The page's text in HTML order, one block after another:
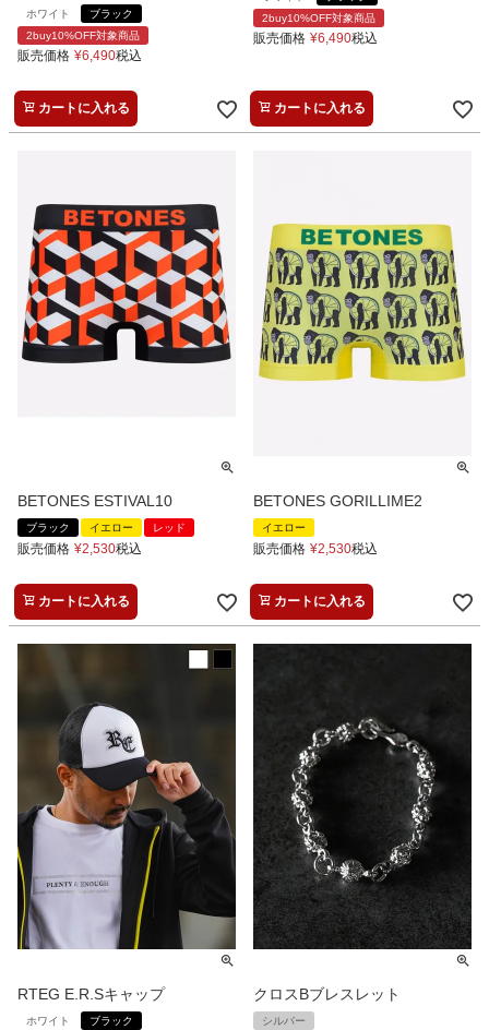
ホワイト
ブラック
2buy10%OFF対象商品
販売価格 ¥6,490税込
カートに入れる
2buy10%OFF対象商品
販売価格 ¥6,490税込
カートに入れる
BETONES ESTIVAL10
ブラック イエロー レッド
販売価格 ¥2,530税込
カートに入れる
BETONES GORILLIME2
イエロー
販売価格 ¥2,530税込
カートに入れる
RTEG E.R.Sキャップ
ホワイト ブラック
クロスBブレスレット
シルバー